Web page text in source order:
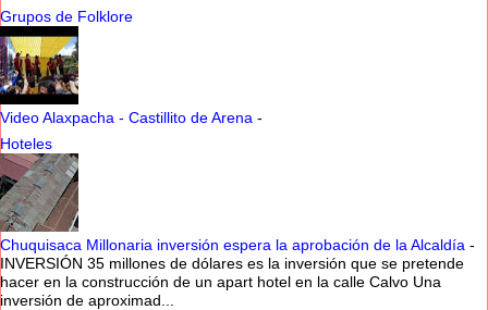
Grupos de Folklore
Video Alaxpacha - Castillito de Arena -
Hoteles
Chuquisaca Millonaria inversión espera la aprobación de la Alcaldía -
INVERSIÓN 35 millones de dólares es la inversión que se pretende
hacer en la construcción de un apart hotel en la calle Calvo Una
inversión de aproximad...